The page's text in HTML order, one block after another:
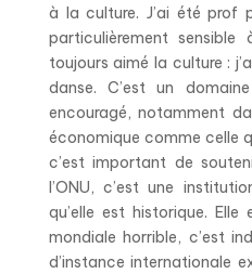
à la culture. J’ai été prof
particulièrement
toujours aimé la culture :
danse. C’est un
encouragé, notamment
économique comme celle
c’est important de
l’ONU, c’est une
qu’elle est historique.
mondiale horrible, c’est
d’instance internationale